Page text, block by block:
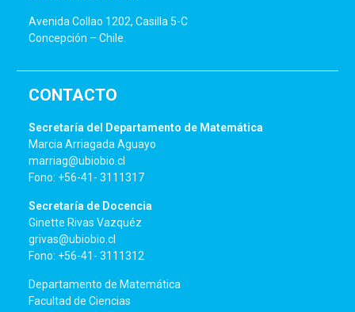
Avenida Collao 1202, Casilla 5-C
Concepción – Chile.
CONTACTO
Secretaría del Departamento de Matemática
Marcia Arriagada Aguayo
marriag@ubiobio.cl
Fono: +56-41- 3111317
Secretaría de Docencia
Ginette Rivas Vazquéz
grivas@ubiobio.cl
Fono: +56-41- 3111312
Departamento de Matemática
Facultad de Ciencias